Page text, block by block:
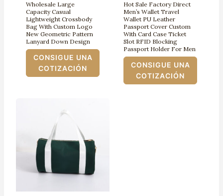
Wholesale Large
Capacity Casual
Lightweight Crossbody
Bag With Custom Logo
New Geometric Pattern
Lanyard Down Design
CONSIGUE UNA
COTIZACIÓN
Hot Sale Factory Direct
Men’s Wallet Travel
Wallet PU Leather
Passport Cover Custom
With Card Case Ticket
Slot RFID Blocking
Passport Holder For Men
CONSIGUE UNA
COTIZACIÓN